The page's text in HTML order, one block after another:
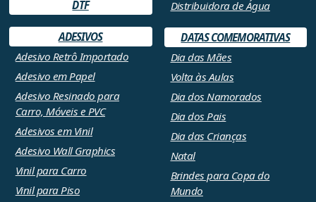
DTF
ADESIVOS
Adesivo Retrô Importado
Adesivo em Papel
Adesivo Resinado para
Carro, Móveis e PVC
Adesivos em Vinil
Adesivo Wall Graphics
Vinil para Carro
Vinil para Piso
Distribuidora de Água
DATAS COMEMORATIVAS
Dia das Mães
Volta às Aulas
Dia dos Namorados
Dia dos Pais
Dia das Crianças
Natal
Brindes para Copa do
Mundo